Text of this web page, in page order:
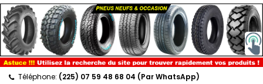
Téléphone: (225) 07 59 48 68 04 (Par WhatsApp)